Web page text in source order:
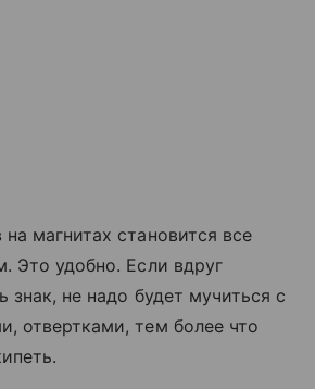
магнитах становится все
Это удобно. Если вдруг
знак, не надо будет мучиться с
отвертками, тем более что